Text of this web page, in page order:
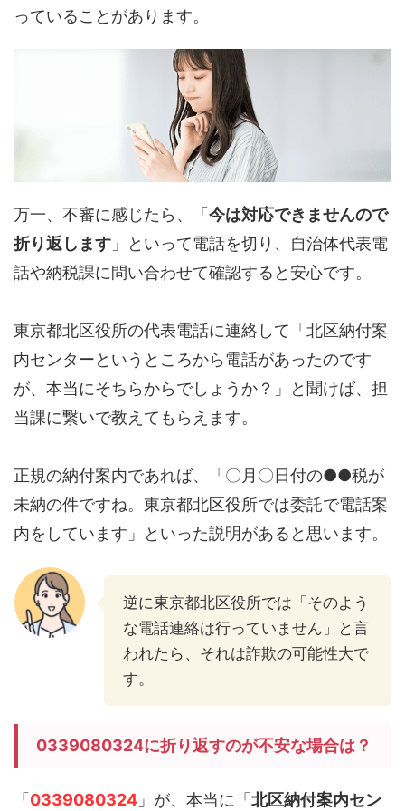
っていることがあります。
万一、不審に感じたら、「 今は対応できませんので
折り返します 」といって電話を切り、自治体代表電
話や納税課に問い合わせて確認すると安心です。
東京都北区役所の代表電話に連絡して「北区納付案
内センターというところから電話があったのです
が、本当にそちらからでしょうか？」と聞けば、担
当課に繋いで教えてもらえます。
正規の納付案内であれば、「〇月〇日付の●●税が
未納の件ですね。東京都北区役所では委託で電話案
内をしています」といった説明があると思います。
逆に東京都北区役所では「そのよう
な電話連絡は行っていません」と言
われたら、それは詐欺の可能性大で
す。
0339080324に折り返すのが不安な場合は？
「 0339080324 」が、本当に「 北区納付案内セン